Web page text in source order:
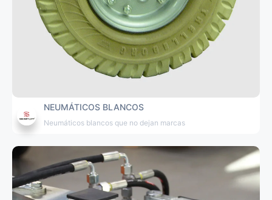
NEUMÁTICOS BLANCOS
Neumáticos blancos que no dejan marcas